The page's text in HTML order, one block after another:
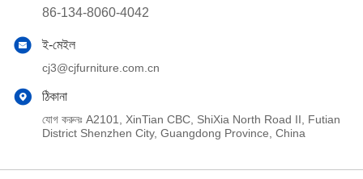
86-134-8060-4042
ই-মেইল
cj3@cjfurniture.com.cn
ঠিকানা
যোগ করুনঃ A2101, XinTian CBC, ShiXia North Road II, Futian
District Shenzhen City, Guangdong Province, China